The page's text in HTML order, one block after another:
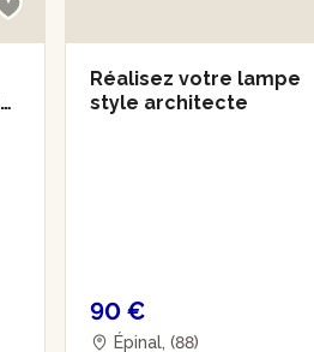
Réalisez votre lampe
style architecte
90 €
Épinal, (88)